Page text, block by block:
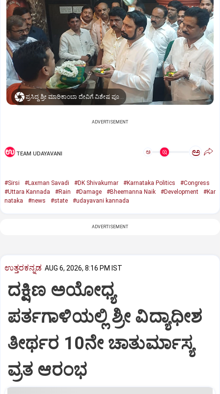
ಪ್ರಸಿದ್ಧ ಶ್ರೀ ಮಾರಿಕಾಂಬಾ ದೇವಿಗೆ ವಿಶೇಷ ಪೂಜೆ ಸಲ್ಲಿಸಿದ ಶಾಸಕ ಲಕ್ಷ್ಮಣ ಸವದಿ
ADVERTISEMENT
TEAM UDAYAVANI ಅ ಅ
#Sirsi #Laxman Savadi #DK Shivakumar #Karnataka Politics
#Congress
#Uttara Kannada
#Rain #Damage #Bheemanna Naik #Development
#Kar
nataka
#news #state #udayavani kannada
ADVERTISEMENT
ಉತ್ತರಕನ್ನಡ AUG 6, 2026, 8:16 PM IST
ದಕ್ಷಿಣ ಅಯೋಧ್ಯ
ಪರ್ತಗಾಳಿಯಲ್ಲಿ ಶ್ರೀ ವಿದ್ಯಾಧೀಶ
ತೀರ್ಥರ 10ನೇ ಚಾತುರ್ಮಾಸ್ಯ
ವ್ರತ ಆರಂಭ